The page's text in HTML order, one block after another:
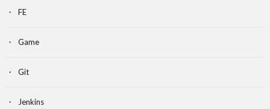
FE
Game
Git
Jenkins